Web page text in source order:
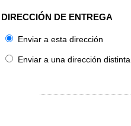
DIRECCIÓN DE ENTREGA
Enviar a esta dirección
Enviar a una dirección distinta